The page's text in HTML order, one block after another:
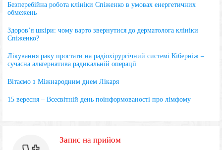
Безперебійна робота клініки Спіженко в умовах енергетичних
обмежень
Здоров’я шкіри: чому варто звернутися до дерматолога клініки
Спіженко?
Лікування раку простати на радіохірургічний системі Кіберніж –
сучасна альтернатива радикальній операції
Вітаємо з Міжнародним днем Лікаря
15 вересня – Всесвітній день поінформованості про лімфому
Запис на прийом